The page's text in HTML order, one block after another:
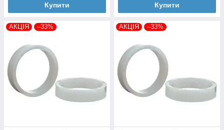
Купити Купити
АКЦІЯ –33% АКЦІЯ –33%